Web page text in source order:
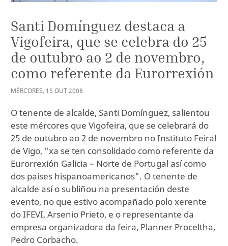
Santi Domínguez destaca a
Vigofeira, que se celebra do 25
de outubro ao 2 de novembro,
como referente da Eurorrexión
MÉRCORES, 15 OUT2008
O tenente de alcalde, Santi Domínguez, salientou
este mércores que Vigofeira, que se celebrará do
25 de outubro ao 2 de novembro no Instituto Feiral
de Vigo, "xa se ten consolidado como referente da
Eurorrexión Galicia – Norte de Portugal así como
dos países hispanoamericanos". O tenente de
alcalde así o subliñou na presentación deste
evento, no que estivo acompañado polo xerente
do IFEVI, Arsenio Prieto, e o representante da
empresa organizadora da feira, Planner Proceltha,
Pedro Corbacho.